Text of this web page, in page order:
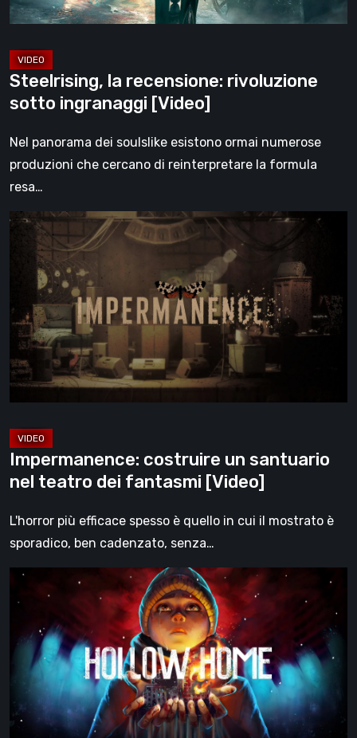
Steelrising, la recensione: rivoluzione
sotto ingranaggi [Video]
Nel panorama dei soulslike esistono ormai numerose
produzioni che cercano di reinterpretare la formula
resa…
Impermanence:
costruire
santuario
nel
teatro
fantasmi
[Video]
Impermanence: costruire un santuario
nel teatro dei fantasmi [Video]
L'horror più efficace spesso è quello in cui il mostrato è
sporadico, ben cadenzato, senza…
Hollow
Home
Anteprima:
l’ultimo
giorno
normale